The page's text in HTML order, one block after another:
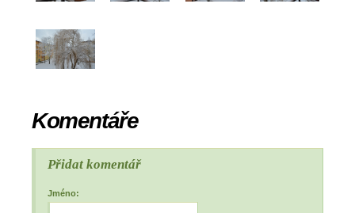
Komentáře
Přidat komentář
Jméno: